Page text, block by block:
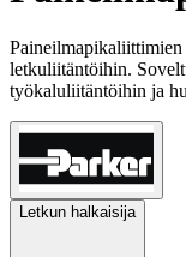
letkuliitäntöihin.
työkaluliitäntöihin ja
Letkun halkaisija